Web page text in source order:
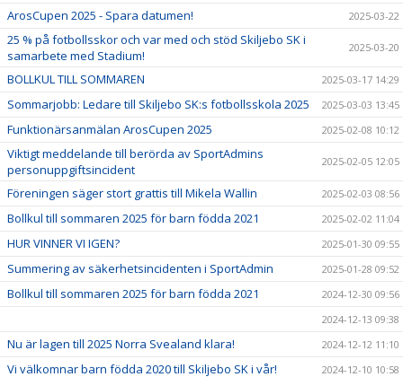
ArosCupen 2025 - Spara datumen! 2025-03-22
25 % på fotbollsskor och var med och stöd Skiljebo SK i
samarbete med Stadium!
2025-03-20
BOLLKUL TILL SOMMAREN 2025-03-17 14:29
Sommarjobb: Ledare till Skiljebo SK:s fotbollsskola 2025 2025-03-03 13:45
Funktionärsanmälan ArosCupen 2025 2025-02-08 10:12
Viktigt meddelande till berörda av SportAdmins
personuppgiftsincident
2025-02-05 12:05
Föreningen säger stort grattis till Mikela Wallin 2025-02-03 08:56
Bollkul till sommaren 2025 för barn födda 2021 2025-02-02 11:04
HUR VINNER VI IGEN? 2025-01-30 09:55
Summering av säkerhetsincidenten i SportAdmin 2025-01-28 09:52
Bollkul till sommaren 2025 för barn födda 2021
2024-12-30 09:56
2024-12-13 09:38
Nu är lagen till 2025 Norra Svealand klara! 2024-12-12 11:10
Vi välkomnar barn födda 2020 till Skiljebo SK i vår! 2024-12-10 10:58